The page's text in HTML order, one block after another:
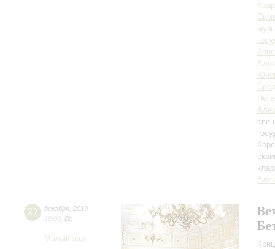
22 декабря 2019
19:00 Вс
Малый зал